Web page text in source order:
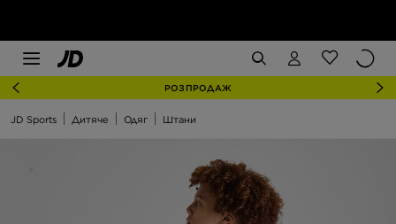
РОЗПРОДАЖ
JD Sports Дитяче Одяг Штани